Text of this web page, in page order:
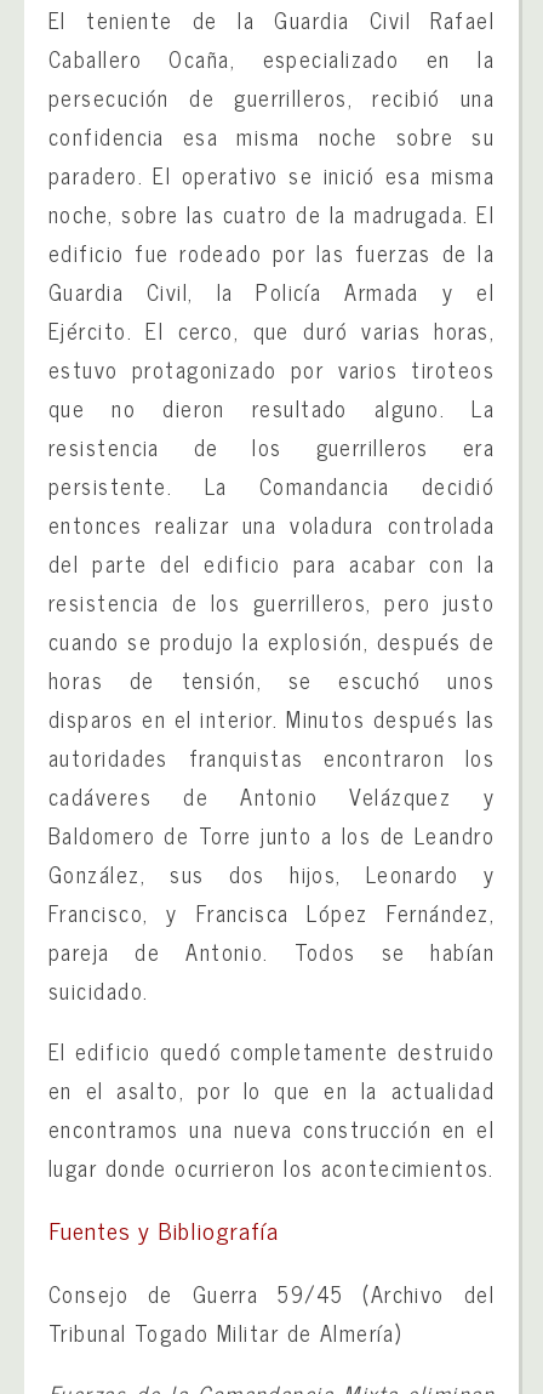
El teniente de la Guardia Civil Rafael
Caballero Ocaña, especializado en la
persecución de guerrilleros, recibió una
confidencia esa misma noche sobre su
paradero. El operativo se inició esa misma
noche, sobre las cuatro de la madrugada. El
edificio fue rodeado por las fuerzas de la
Guardia Civil, la Policía Armada y el
Ejército. El cerco, que duró varias horas,
estuvo protagonizado por varios tiroteos
que no dieron resultado alguno. La
resistencia de los guerrilleros era
persistente. La Comandancia decidió
entonces realizar una voladura controlada
del parte del edificio para acabar con la
resistencia de los guerrilleros, pero justo
cuando se produjo la explosión, después de
horas de tensión, se escuchó unos
disparos en el interior. Minutos después las
autoridades franquistas encontraron los
cadáveres de Antonio Velázquez y
Baldomero de Torre junto a los de Leandro
González, sus dos hijos, Leonardo y
Francisco, y Francisca López Fernández,
pareja de Antonio. Todos se habían
suicidado.
El edificio quedó completamente destruido
en el asalto, por lo que en la actualidad
encontramos una nueva construcción en el
lugar donde ocurrieron los acontecimientos.
Fuentes y Bibliografía
Consejo de Guerra 59/45 (Archivo del
Tribunal Togado Militar de Almería)